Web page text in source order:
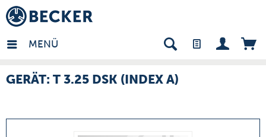
MENÜ
- DE
GERÄT: T 3.25 DSK (INDEX A)